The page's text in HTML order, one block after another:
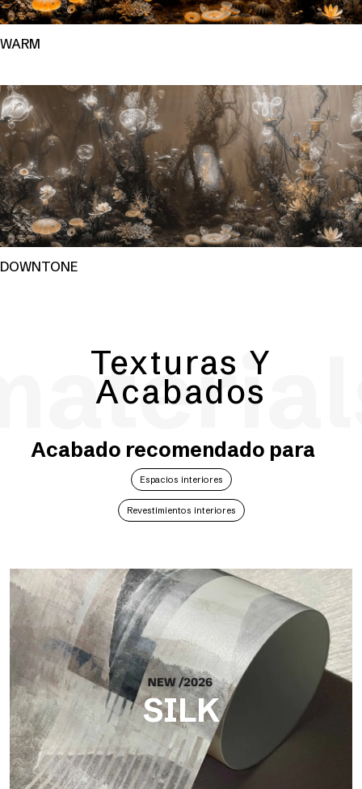
WARM
DOWNTONE
Texturas Y
Acabados
Acabado recomendado para
Espacios interiores
Revestimientos interiores
SILK